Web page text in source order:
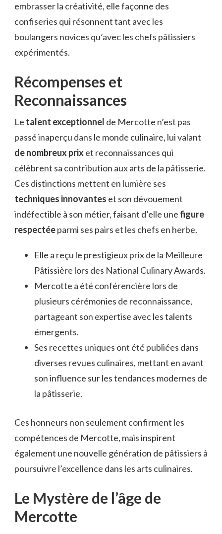
embrasser la créativité, elle façonne des
confiseries qui résonnent tant avec les
boulangers novices qu’avec les chefs pâtissiers
expérimentés.
Récompenses et
Reconnaissances
Le talent exceptionnel de Mercotte n’est pas
passé inaperçu dans le monde culinaire, lui valant
de nombreux prix et reconnaissances qui
célèbrent sa contribution aux arts de la pâtisserie.
Ces distinctions mettent en lumière ses
techniques innovantes et son dévouement
indéfectible à son métier, faisant d’elle unefigure
respectéeparmi ses pairs et les chefs en herbe.
Elle a reçu le prestigieux prix de la Meilleure
Pâtissière lors des National Culinary Awards.
Mercotte a été conférencière lors de
plusieurs cérémonies de reconnaissance,
partageant son expertise avec les talents
émergents.
Ses recettes uniques ont été publiées dans
diverses revues culinaires, mettant en avant
son influence sur les tendances modernes de
la pâtisserie.
Ces honneurs non seulement confirment les
compétences de Mercotte, mais inspirent
également une nouvelle génération de pâtissiers à
poursuivre l’excellence dans les arts culinaires.
Le Mystère de l’âge de
Mercotte